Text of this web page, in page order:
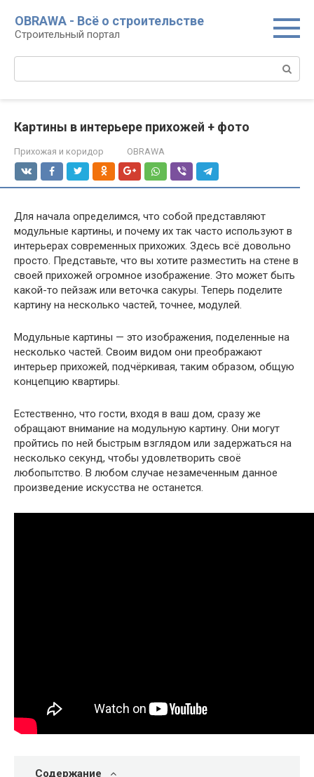
контенту
OBRAWA - Всё о строительстве
Строительный портал
Картины в интерьере прихожей + фото
Прихожая и коридор OBRAWA
Для начала определимся, что собой представляют
модульные картины, и почему их так часто используют в
интерьерах современных прихожих. Здесь всё довольно
просто. Представьте, что вы хотите разместить на стене в
своей прихожей огромное изображение. Это может быть
какой-то пейзаж или веточка сакуры. Теперь поделите
картину на несколько частей, точнее, модулей.
Модульные картины — это изображения, поделенные на
несколько частей. Своим видом они преображают
интерьер прихожей, подчёркивая, таким образом, общую
концепцию квартиры.
Естественно, что гости, входя в ваш дом, сразу же
обращают внимание на модульную картину. Они могут
пройтись по ней быстрым взглядом или задержаться на
несколько секунд, чтобы удовлетворить своё
любопытство. В любом случае незамеченным данное
произведение искусства не останется.
Содержание